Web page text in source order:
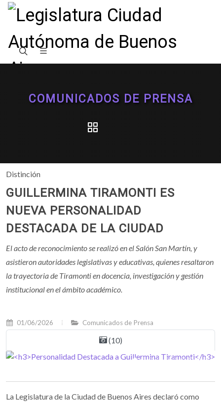
COMUNICADOS DE PRENSA
Distinción
GUILLERMINA TIRAMONTI ES
NUEVA PERSONALIDAD
DESTACADA DE LA CIUDAD
El acto de reconocimiento se realizó en el Salón San Martín, y
asistieron autoridades legislativas y educativas, quienes resaltaron
la trayectoria de Tiramonti en docencia, investigación y gestión
institucional en el ámbito académico.
01/06/2026 Comunicados de Prensa
(10)
La Legislatura de la Ciudad de Buenos Aires declaró como